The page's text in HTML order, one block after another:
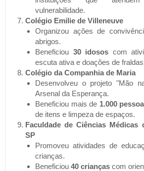
vulnerabilidade.
Colégio Emilie de Villeneuve
Organizou ações de
abrigos.
Beneficiou 30 idosos com
escuta ativa e doações de
Colégio da Companhia de Maria
Desenvolveu o projeto "Mão
Arsenal da Esperança.
Beneficiou mais de 1.000
de itens e limpeza de espaços.
Faculdade de Ciências Médicas
SP
Promoveu atividades de
crianças.
Beneficiou 40 crianças com